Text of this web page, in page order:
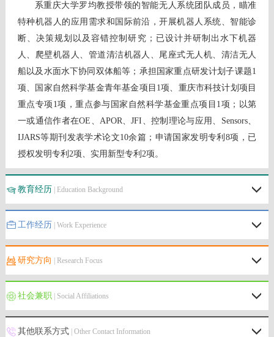
系重庆大学罗均教授带领的智能无人系统团队成员，瞄准
特种机器人的应用需求和国际前沿，开展机器人系统、智能诊
断、决策规划以及容错控制研究； 已设计并研制出水下机器
人、爬壁机器人、管道清洁机器人、尾座式无人机、清洁无人
船以及水面水下协同双体船等； 承担国家重点研发计划子课题1
项、国家自然科学基金青年基金项目1项、重庆市科技计划项目
重点专项1项，重点参与国家自然科学基金重点项目1项； 以第
一或通信作者在OE、APOR、JFI、控制理论与应用、Sensors、
IJARS等期刊发表学术论文10余篇； 申请国家发明专利8项，已
授权发明专利2项、实用新型专利2项。
教育经历 | Education Background
工作经历 | Work Experience
研究方向 | Research Focus
社会兼职| Social Affiliations
其他联系方式| Other Contact Information